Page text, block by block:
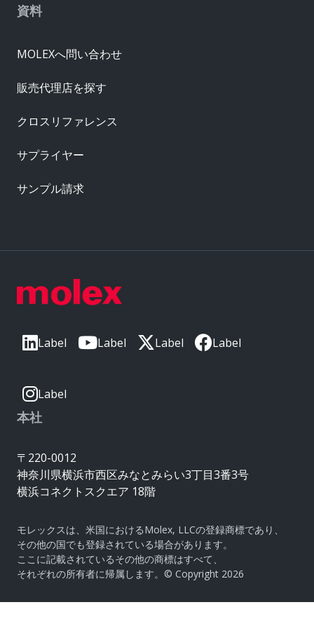
Label Label Label Label
Label
本社
〒220-0012
神奈川県横浜市西区みなとみらい3丁目3番3号
横浜コネクトスクエア 18階
モレックスは、米国におけるMolex, LLCの登録商標であり、
その他の国でも登録されている場合があります。
ここに記載されているその他の商標はすべて、
それぞれの所有者に帰属します。© Copyright 2026
資料
MOLEXへ問い合わせ
販売代理店を探す
クロスリファレンス
サプライヤー
サンプル請求